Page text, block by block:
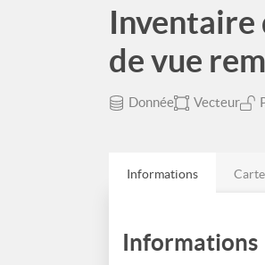
Inventaire
de vue
Donnée Vecteur
Informations Carte
Informations